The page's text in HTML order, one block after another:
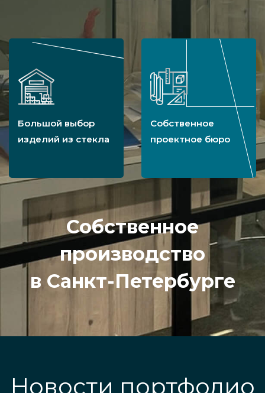
Большой выбор
изделий из стекла
Собственное
проектное бюро
Собственное
производство
в Санкт-Петербурге
Новости портфолио